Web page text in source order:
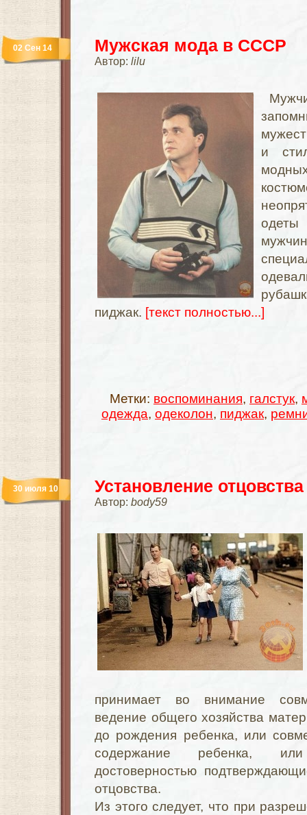
Мужская мода в СССР
Автор: lilu
02 Сен 14
и
пиджак. [текст полностью...]
Метки: воспоминания, галстук,
одежда, одеколон, пиджак,
Установление
Автор: body59
30 июля 10
принимает во внимание
ведение общего хозяйства
до рождения ребенка, или
содержание ребенка,
достоверностью
отцовства.
Из этого следует, что при